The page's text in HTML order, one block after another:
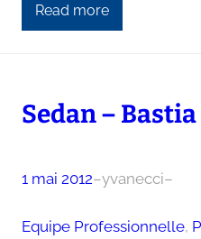
Read more
Sedan –
1 mai 2012–yvanecci–
Equipe Professionnelle,